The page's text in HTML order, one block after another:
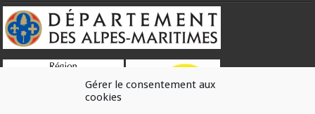
Gérer le consentement aux
cookies